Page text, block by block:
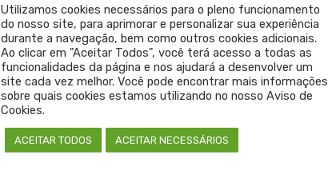
Utilizamos cookies necessários para o pleno funcionamento
do nosso site, para aprimorar e personalizar sua experiência
durante a navegação, bem como outros cookies adicionais.
Ao clicar em "Aceitar Todos", você terá acesso a todas as
funcionalidades da página e nos ajudará a desenvolver um
site cada vez melhor. Você pode encontrar mais informações
sobre quais cookies estamos utilizando no nosso Aviso de
Cookies.
ACEITAR TODOS ACEITAR NECESSÁRIOS